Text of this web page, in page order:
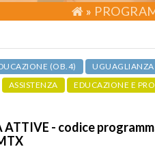
»
(OB.4)
ASSISTENZA
EDUCAZIONE E
ATTIVE - codice